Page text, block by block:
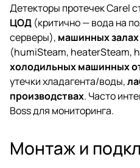
Детекторы протечек Carel
ЦОД (критично — вода на
серверы), машинных
(humiSteam, heaterSteam,
холодильных машинных
утечки хладагента/воды,
производствах. Часто
Boss для мониторинга.
Монтаж и